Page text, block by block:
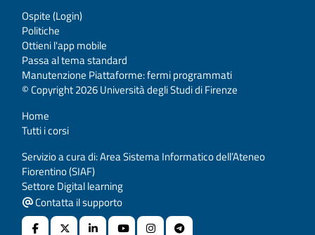
Ospite (Login)
Politiche
Ottieni l'app mobile
Passa al tema standard
Manutenzione Piattaforme: fermi programmati
© Copyright 2026 Università degli Studi di Firenze
Home
Tutti i corsi
Servizio a cura di: Area Sistema Informatico dell’Ateneo
Fiorentino (SIAF)
Settore Digital learning
Contatta il supporto